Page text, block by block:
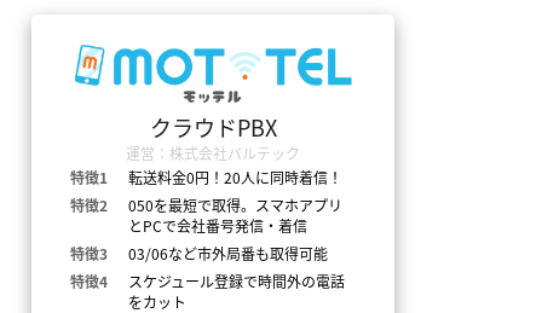
クラウドPBX
運営：株式会社バルテック
特徴1
転送料金0円！20人に同時着信！
特徴2
050を最短で取得。スマホアプリ
とPCで会社番号発信・着信
特徴3
03/06など市外局番も取得可能
特徴4
スケジュール登録で時間外の電話
をカット